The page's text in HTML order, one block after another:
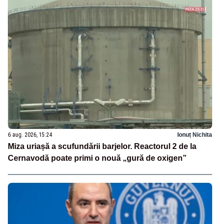
6 aug. 2026, 15:24 Ionuț Nichita
Miza uriașă a scufundării barjelor. Reactorul 2 de la
Cernavodă poate primi o nouă „gură de oxigen”